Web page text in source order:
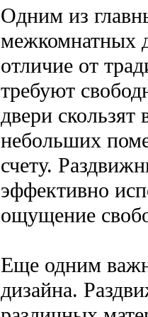
Одним из
межкомнатных
отличие от
требуют
двери
небольших
счету.
эффективно
ощущение
Еще одним
дизайна.